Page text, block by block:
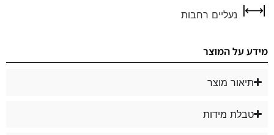
נעליים רחבות
מידע על המוצר
תיאור מוצר
טבלת מידות